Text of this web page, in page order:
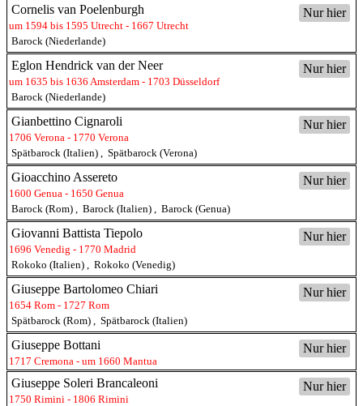
Nur hier
Cornelis van Poelenburgh
um 1594 bis 1595 Utrecht - 1667 Utrecht
Barock (Niederlande)
Nur hier
Eglon Hendrick van der Neer
um 1635 bis 1636 Amsterdam - 1703 Düsseldorf
Barock (Niederlande)
Nur hier
Gianbettino Cignaroli
1706 Verona - 1770 Verona
Spätbarock (Italien)
Spätbarock (Verona)
Nur hier
Gioacchino Assereto
1600 Genua - 1650 Genua
Barock (Rom)
Barock (Italien) Barock (Genua)
Nur hier
Giovanni Battista Tiepolo
1696 Venedig - 1770 Madrid
Rokoko (Italien)
Rokoko (Venedig)
Nur hier
Giuseppe Bartolomeo Chiari
1654 Rom - 1727 Rom
Spätbarock (Rom)
Spätbarock (Italien)
Nur hier
Giuseppe Bottani
1717 Cremona - um 1660 Mantua
Nur hier
Giuseppe Soleri Brancaleoni
1750 Rimini - 1806 Rimini